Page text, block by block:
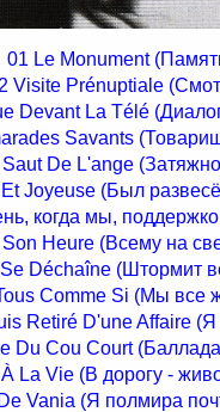
01 Le Monument
Visite Prénuptiale
Devant La Télé
Savants
De L'ange
Joyeuse (Был
когда мы,
Heure (Всему на
Déchaîne (Штормит
Comme Si (Мы все
Retiré D'une Affaire
Du Cou Court
La Vie (В дорогу -
Vania (Я полмира